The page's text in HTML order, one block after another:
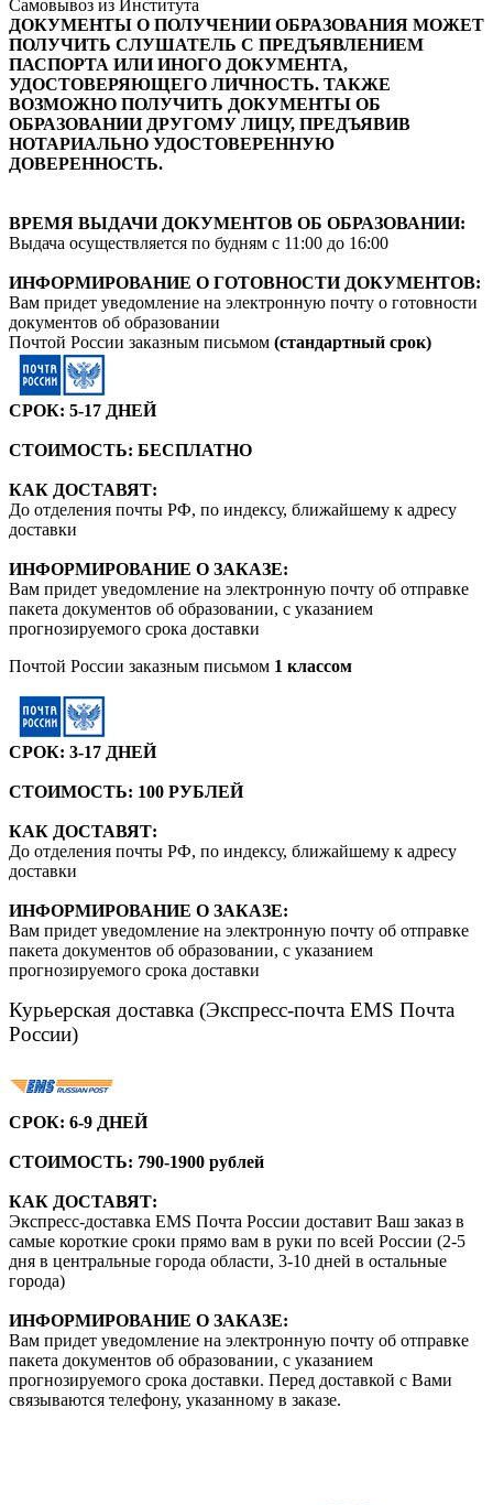
Самовывоз из Института
ДОКУМЕНТЫ О ПОЛУЧЕНИИ ОБРАЗОВАНИЯ МОЖЕТ
ПОЛУЧИТЬ СЛУШАТЕЛЬ С ПРЕДЪЯВЛЕНИЕМ
ПАСПОРТА ИЛИ ИНОГО ДОКУМЕНТА,
УДОСТОВЕРЯЮЩЕГО ЛИЧНОСТЬ. ТАКЖЕ
ВОЗМОЖНО ПОЛУЧИТЬ ДОКУМЕНТЫ ОБ
ОБРАЗОВАНИИ ДРУГОМУ ЛИЦУ, ПРЕДЪЯВИВ
НОТАРИАЛЬНО УДОСТОВЕРЕННУЮ
ДОВЕРЕННОСТЬ.
ВРЕМЯ ВЫДАЧИ ДОКУМЕНТОВ ОБ ОБРАЗОВАНИИ:
Выдача осуществляется по будням с 11:00 до 16:00
ИНФОРМИРОВАНИЕ О ГОТОВНОСТИ ДОКУМЕНТОВ:
Вам придет уведомление на электронную почту о готовности
документов об образовании
Почтой России заказным письмом (стандартный срок)
СРОК: 5-17 ДНЕЙ
СТОИМОСТЬ: БЕСПЛАТНО
КАК ДОСТАВЯТ:
До отделения почты РФ, по индексу, ближайшему к адресу
доставки
ИНФОРМИРОВАНИЕ О ЗАКАЗЕ:
Вам придет уведомление на электронную почту об отправке
пакета документов об образовании, с указанием
прогнозируемого срока доставки
Почтой России заказным письмом 1 классом
СРОК: 3-17 ДНЕЙ
СТОИМОСТЬ: 100 РУБЛЕЙ
КАК ДОСТАВЯТ:
До отделения почты РФ, по индексу, ближайшему к адресу
доставки
ИНФОРМИРОВАНИЕ О ЗАКАЗЕ:
Вам придет уведомление на электронную почту об отправке
пакета документов об образовании, с указанием
прогнозируемого срока доставки
Курьерская доставка (Экспресс-почта EMS Почта
России)
СРОК: 6-9 ДНЕЙ
СТОИМОСТЬ: 790-1900 рублей
КАК ДОСТАВЯТ:
Экспресс-доставка EMS Почта России доставит Ваш заказ в
самые короткие сроки прямо вам в руки по всей России (2-5
дня в центральные города области, 3-10 дней в остальные
города)
ИНФОРМИРОВАНИЕ О ЗАКАЗЕ:
Вам придет уведомление на электронную почту об отправке
пакета документов об образовании, с указанием
прогнозируемого срока доставки. Перед доставкой с Вами
связываются телефону, указанному в заказе.